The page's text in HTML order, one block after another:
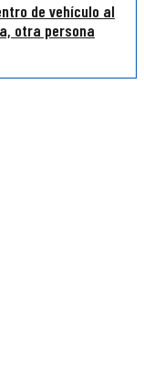
de vehículo al
otra persona